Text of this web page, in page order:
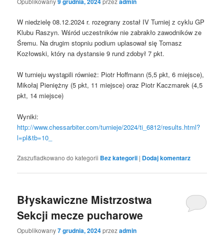
W niedzielę 08.12.2024 r. rozegrany został IV Turniej z cyklu GP
Klubu Raszyn. Wśród uczestników nie zabrakło zawodników ze
Śremu. Na drugim stopniu podium uplasował się Tomasz
Kozłowski, który na dystansie 9 rund zdobył 7 pkt.
W turnieju wystąpili również: Piotr Hoffmann (5,5 pkt, 6 miejsce),
Mikołaj Pieniężny (5 pkt, 11 miejsce) oraz Piotr Kaczmarek (4,5
pkt, 14 miejsce)
Wyniki:
http://www.chessarbiter.com/turnieje/2024/ti_6812/results.html?
l=pl&tb=10_
Zaszufladkowano do kategorii Bez kategorii | Dodaj komentarz
Błyskawiczne Mistrzostwa
Sekcji mecze pucharowe
Opublikowany7 grudnia, 2024przezadmin